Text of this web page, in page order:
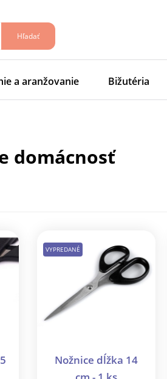
Hľadať
a aranžovanie Bižutéria
domácnosť
VYPREDANÉ
Nožnice dĺžka 14